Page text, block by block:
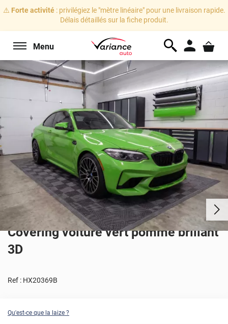
⚠️ Forte activité: privilégiez le "mètre linéaire" pour une livraison rapide.
Délais détaillés sur la fiche produit.
Menu
Covering voiture vert pomme brillant
3D
Ref : HX20369B
Qu'est-ce que la laize ?